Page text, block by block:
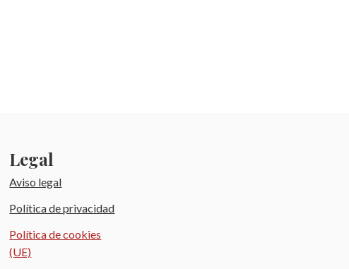
Legal
Aviso legal
Política de privacidad
Política de cookies
(UE)